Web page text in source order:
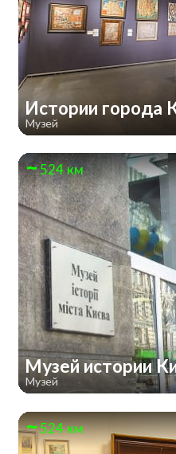
Истории города
Музей
524 км
Музей истории
Музей
524 км